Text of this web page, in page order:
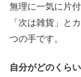
無理に一気に片
「次は雑貨」と
つの手です。
自分がどのくら